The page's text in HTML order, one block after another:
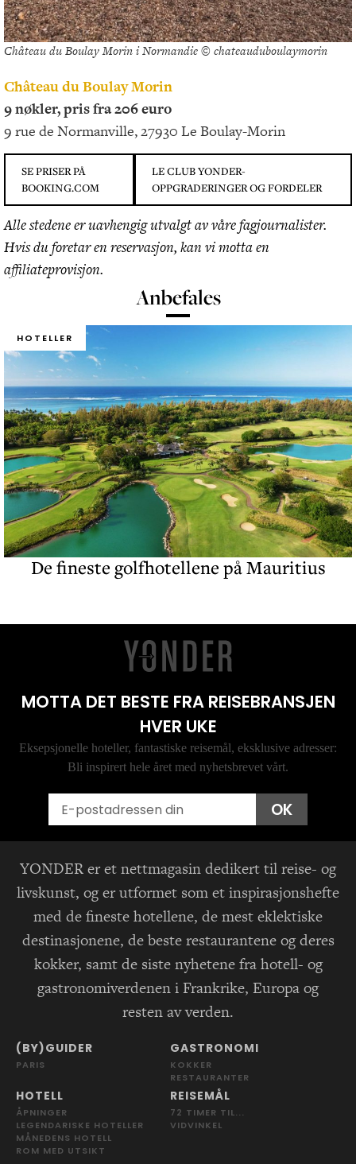
Château du Boulay Morin i Normandie © chateauduboulaymorin
Château du Boulay Morin
9 nøkler, pris fra 206 euro
9 rue de Normanville, 27930 Le Boulay-Morin
SE PRISER PÅ
BOOKING.COM
LE CLUB YONDER-
OPPGRADERINGER OG FORDELER
Alle stedene er uavhengig utvalgt av våre fagjournalister.
Hvis du foretar en reservasjon, kan vi motta en
affiliateprovisjon.
Anbefales
HOTELLER
De fineste golfhotellene på Mauritius
MOTTA DET BESTE FRA REISEBRANSJEN
HVER UKE
Eksepsjonelle hoteller, fantastiske reisemål, eksklusive adresser:
Bli inspirert hele året med nyhetsbrevet vårt.
OK
YONDER er et nettmagasin dedikert til reise- og
livskunst, og er utformet som et inspirasjonshefte
med de fineste hotellene, de mest eklektiske
destinasjonene, de beste restaurantene og deres
kokker, samt de siste nyhetene fra hotell- og
gastronomiverdenen i Frankrike, Europa og
resten av verden.
(BY)GUIDER
PARIS
GASTRONOMI
KOKKER
RESTAURANTER
HOTELL
ÅPNINGER
LEGENDARISKE HOTELLER
MÅNEDENS HOTELL
ROM MED UTSIKT
REISEMÅL
72 TIMER TIL...
VIDVINKEL